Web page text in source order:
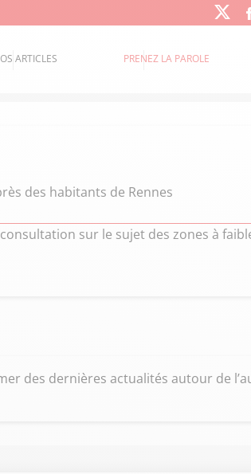
ARTICLES PRENEZ LA PAROLE
des habitants de Rennes
sur le sujet des zones à
des dernières actualités autour de